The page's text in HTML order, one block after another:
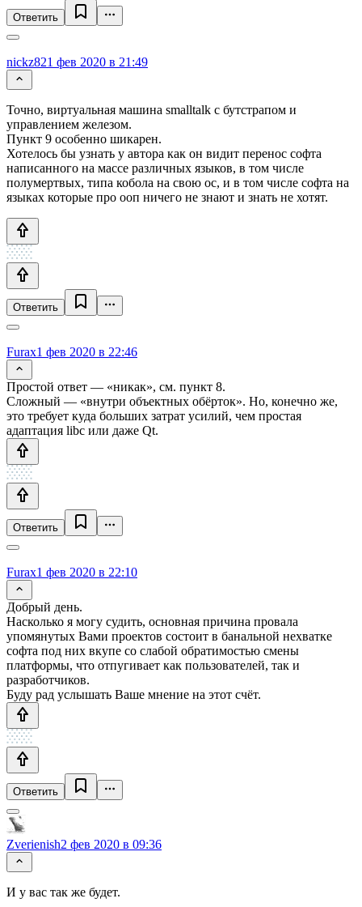
Ответить
nickz821 фев 2020 в 21:49
Точно, виртуальная машина smalltalk с бутстрапом и
управлением железом.
Пункт 9 особенно шикарен.
Хотелось бы узнать у автора как он видит перенос софта
написанного на массе различных языков, в том числе
полумертвых, типа кобола на свою ос, и в том числе софта на
языках которые про ооп ничего не знают и знать не хотят.
Ответить
Furax1 фев 2020 в 22:46
Простой ответ — «никак», см. пункт 8.
Сложный — «внутри объектных обёрток». Но, конечно же,
это требует куда больших затрат усилий, чем простая
адаптация libc или даже Qt.
Ответить
Furax1 фев 2020 в 22:10
Добрый день.
Насколько я могу судить, основная причина провала
упомянутых Вами проектов состоит в банальной нехватке
софта под них вкупе со слабой обратимостью смены
платформы, что отпугивает как пользователей, так и
разработчиков.
Буду рад услышать Ваше мнение на этот счёт.
Ответить
Zverienish2 фев 2020 в 09:36
И у вас так же будет.